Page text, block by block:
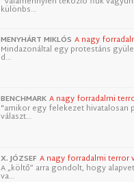
különbs…
MENYHÁRT MIKLÓS A nagy
Mindazonáltal egy protestáns
d…
BENCHMARK A nagy forradalmi
"amikor egy felekezet hivatalosan
választ…
X. JÓZSEF A nagy forradalmi terror
A „költő” arra gondolt, hogy
va…